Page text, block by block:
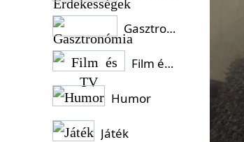
Gasztronómia
Film és TV
Humor
Játék